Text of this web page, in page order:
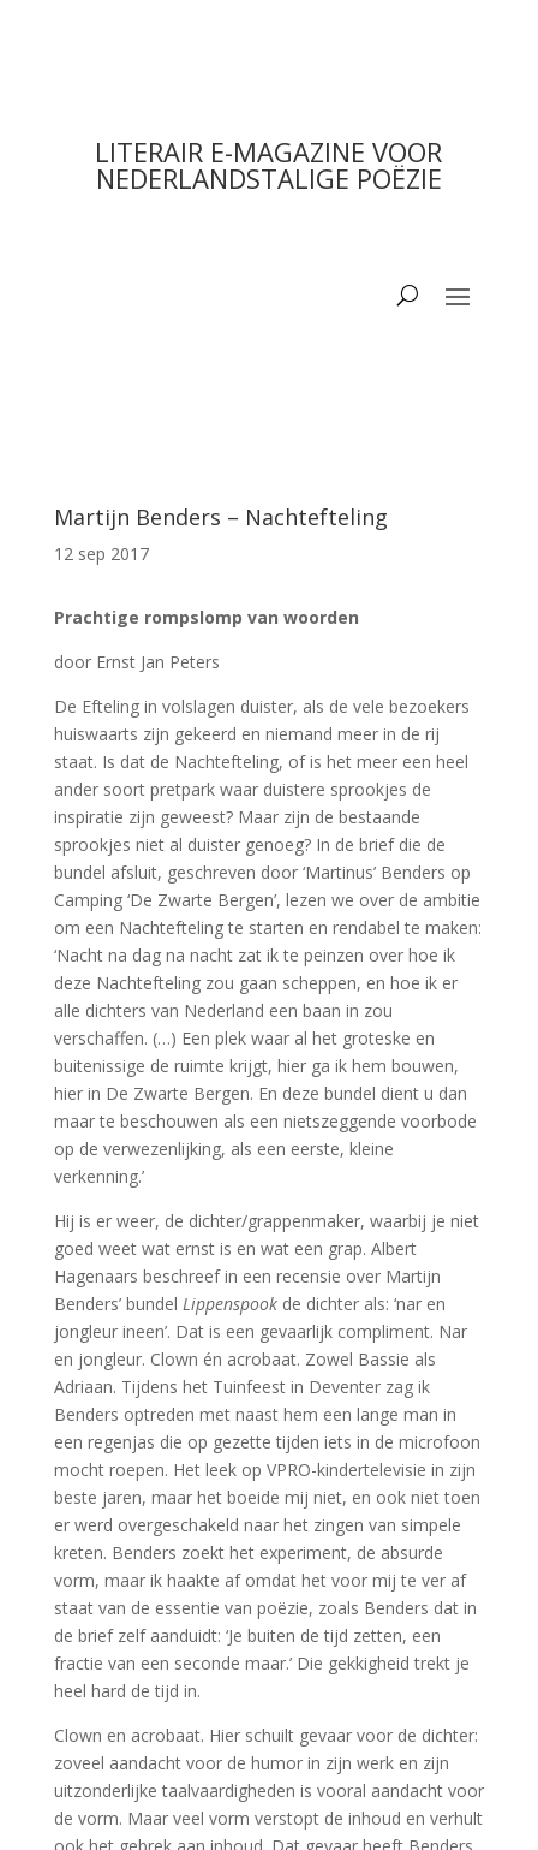
LITERAIR E-MAGAZINE VOOR
NEDERLANDSTALIGE POËZIE
Martijn Benders – Nachtefteling
12 sep 2017
Prachtige rompslomp van woorden
door Ernst Jan Peters
De Efteling in volslagen duister, als de vele bezoekers
huiswaarts zijn gekeerd en niemand meer in de rij
staat. Is dat de Nachtefteling, of is het meer een heel
ander soort pretpark waar duistere sprookjes de
inspiratie zijn geweest? Maar zijn de bestaande
sprookjes niet al duister genoeg? In de brief die de
bundel afsluit, geschreven door ‘Martinus’ Benders op
Camping ‘De Zwarte Bergen’, lezen we over de ambitie
om een Nachtefteling te starten en rendabel te maken:
‘Nacht na dag na nacht zat ik te peinzen over hoe ik
deze Nachtefteling zou gaan scheppen, en hoe ik er
alle dichters van Nederland een baan in zou
verschaffen. (…) Een plek waar al het groteske en
buitenissige de ruimte krijgt, hier ga ik hem bouwen,
hier in De Zwarte Bergen. En deze bundel dient u dan
maar te beschouwen als een nietszeggende voorbode
op de verwezenlijking, als een eerste, kleine
verkenning.’
Hij is er weer, de dichter/grappenmaker, waarbij je niet
goed weet wat ernst is en wat een grap. Albert
Hagenaars beschreef in een recensie over Martijn
Benders’ bundel Lippenspook de dichter als: ‘nar en
jongleur ineen’. Dat is een gevaarlijk compliment. Nar
en jongleur. Clown én acrobaat. Zowel Bassie als
Adriaan. Tijdens het Tuinfeest in Deventer zag ik
Benders optreden met naast hem een lange man in
een regenjas die op gezette tijden iets in de microfoon
mocht roepen. Het leek op VPRO-kindertelevisie in zijn
beste jaren, maar het boeide mij niet, en ook niet toen
er werd overgeschakeld naar het zingen van simpele
kreten. Benders zoekt het experiment, de absurde
vorm, maar ik haakte af omdat het voor mij te ver af
staat van de essentie van poëzie, zoals Benders dat in
de brief zelf aanduidt: ‘Je buiten de tijd zetten, een
fractie van een seconde maar.’ Die gekkigheid trekt je
heel hard de tijd in.
Clown en acrobaat. Hier schuilt gevaar voor de dichter:
zoveel aandacht voor de humor in zijn werk en zijn
uitzonderlijke taalvaardigheden is vooral aandacht voor
de vorm. Maar veel vorm verstopt de inhoud en verhult